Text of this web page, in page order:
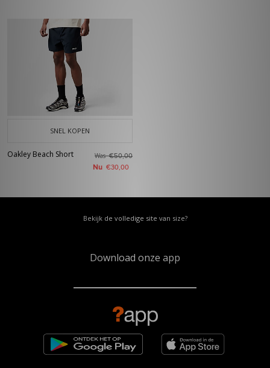
SNEL KOPEN
Oakley Beach Short Was€50,00
Nu €30,00
Bekijk de volledige site van size?
Download onze app